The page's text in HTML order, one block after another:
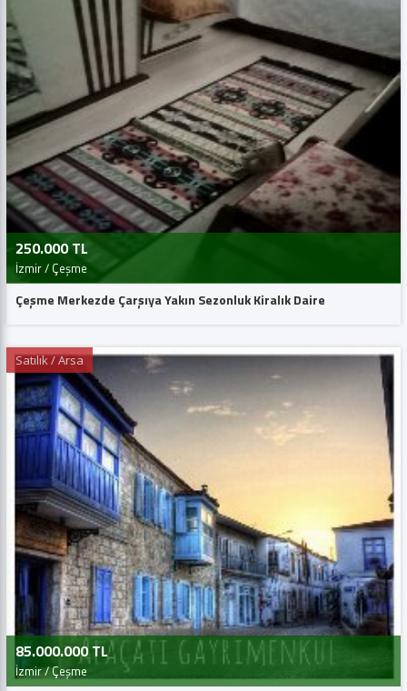
250.000 TL
İzmir / Çeşme
Çeşme Merkezde Çarşıya Yakın Sezonluk Kiralık Daire
Satılık / Arsa
85.000.000 TL
İzmir / Çeşme